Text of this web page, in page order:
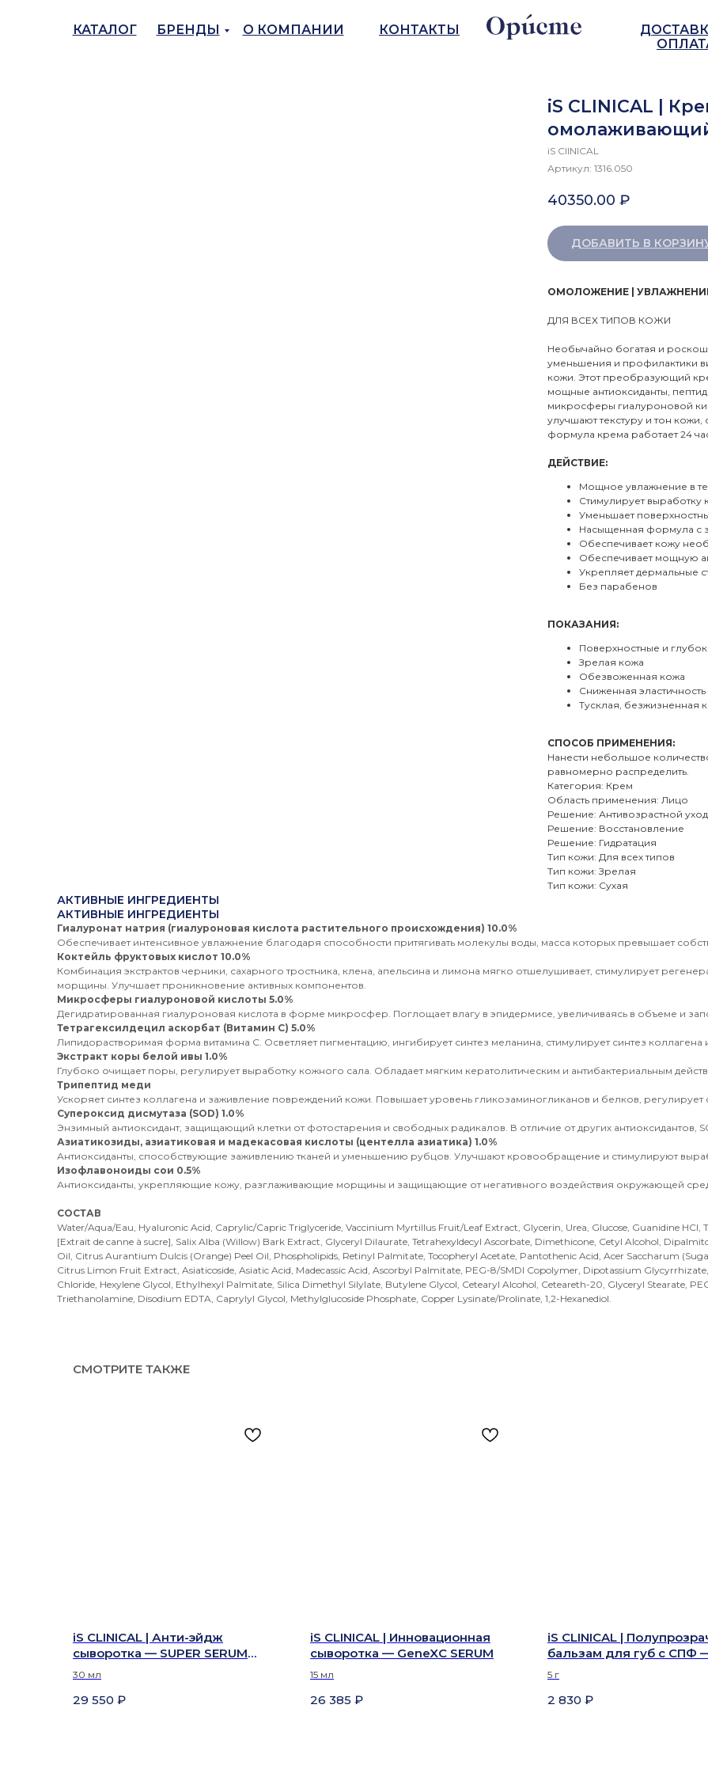
О КОМПАНИИ
БРЕНДЫ
КАТАЛОГ КОНТАКТЫ
iS CLINICAL |
омолаживающий
iS ClINICAL
Артикул: 1316.050
40350.00 ₽
ДОБАВИТЬ В
ОМОЛОЖЕНИЕ |
ДЛЯ ВСЕХ ТИПОВ КОЖИ
Необычайно богатая и
уменьшения и профилактики
кожи. Этот преобразующий
мощные антиоксиданты,
микросферы гиалуроновой
улучшают текстуру и тон
формула крема работает 24
ДЕЙСТВИЕ:
Мощное увлажнение в
Стимулирует выработку
Уменьшает
Насыщенная формула с
Обеспечивает кожу
Обеспечивает мощную
Укрепляет дермальные
Без парабенов
ПОКАЗАНИЯ:
Поверхностные и
Зрелая кожа
Обезвоженная кожа
Сниженная эластичность
Тусклая, безжизненная
СПОСОБ ПРИМЕНЕНИЯ:
Нанести небольшое
равномерно распределить.
Категория: Крем
Область применения: Лицо
Решение: Антивозрастной уход
Решение: Восстановление
Решение: Гидратация
Тип кожи: Для всех типов
Тип кожи: Зрелая
Тип кожи: Сухая
АКТИВНЫЕ ИНГРЕДИЕНТЫ
АКТИВНЫЕ ИНГРЕДИЕНТЫ
Гиалуронат натрия (гиалуроновая кислота растительного происхождения) 10.0%
Обеспечивает интенсивное увлажнение благодаря способности притягивать молекулы воды, масса которых превышает
Коктейль фруктовых кислот 10.0%
Комбинация экстрактов черники, сахарного тростника, клена, апельсина и лимона мягко отшелушивает, стимулирует
морщины. Улучшает проникновение активных компонентов.
Микросферы гиалуроновой кислоты 5.0%
Дегидратированная гиалуроновая кислота в форме микросфер. Поглощает влагу в эпидермисе, увеличиваясь в объеме и
Тетрагексилдецил аскорбат (Витамин С) 5.0%
Липидорастворимая форма витамина С. Осветляет пигментацию, ингибирует синтез меланина, стимулирует синтез
Экстракт коры белой ивы 1.0%
Глубоко очищает поры, регулирует выработку кожного сала. Обладает мягким кератолитическим и антибактериальным
Трипептид меди
Ускоряет синтез коллагена и заживление повреждений кожи. Повышает уровень гликозаминогликанов и белков, регулирует
Супероксид дисмутаза (SOD) 1.0%
Энзимный антиоксидант, защищающий клетки от фотостарения и свободных радикалов. В отличие от других антиоксидантов,
Азиатикозиды, азиатиковая и мадекасовая кислоты (центелла азиатика) 1.0%
Антиоксиданты, способствующие заживлению тканей и уменьшению рубцов. Улучшают кровообращение и стимулируют
Изофлавоноиды сои 0.5%
Антиоксиданты, укрепляющие кожу, разглаживающие морщины и защищающие от негативного воздействия окружающей
СОСТАВ
Water/Aqua/Eau, Hyaluronic Acid, Caprylic/Capric Triglyceride, Vaccinium Myrtillus Fruit/Leaf Extract, Glycerin, Urea, Glucose, Guanidine
[Extrait de canne à sucre], Salix Alba (Willow) Bark Extract, Glyceryl Dilaurate, Tetrahexyldecyl Ascorbate, Dimethicone, Cetyl Alcohol,
Oil, Citrus Aurantium Dulcis (Orange) Peel Oil, Phospholipids, Retinyl Palmitate, Tocopheryl Acetate, Pantothenic Acid, Acer Saccharum
Citrus Limon Fruit Extract, Asiaticoside, Asiatic Acid, Madecassic Acid, Ascorbyl Palmitate, PEG-8/SMDI Copolymer, Dipotassium
Chloride, Hexylene Glycol, Ethylhexyl Palmitate, Silica Dimethyl Silylate, Butylene Glycol, Cetearyl Alcohol, Ceteareth-20, Glyceryl Stearate,
Triethanolamine, Disodium EDTA, Caprylyl Glycol, Methylglucoside Phosphate, Copper Lysinate/Prolinate, 1,2-Hexanediol.
СМОТРИТЕ ТАКЖЕ
iS CLINICAL | Анти-эйдж
сыворотка — SUPER SERUM
ADVANCE+
30 мл
29 550 ₽
iS CLINICAL | Инновационная
сыворотка — GeneXC SERUM
15 мл
26 385 ₽
iS CLINICAL |
бальзам для губ с СПФ
LIPROTECT SPF 35
5 г
2 830 ₽